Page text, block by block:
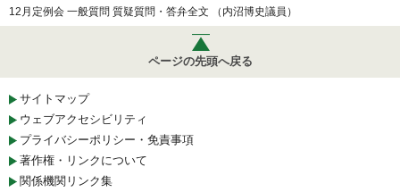
12月定例会 一般質問 質疑質問・答弁全文 （内沼博史議員）
ページの先頭へ戻る
サイトマップ
ウェブアクセシビリティ
プライバシーポリシー・免責事項
著作権・リンクについて
関係機関リンク集